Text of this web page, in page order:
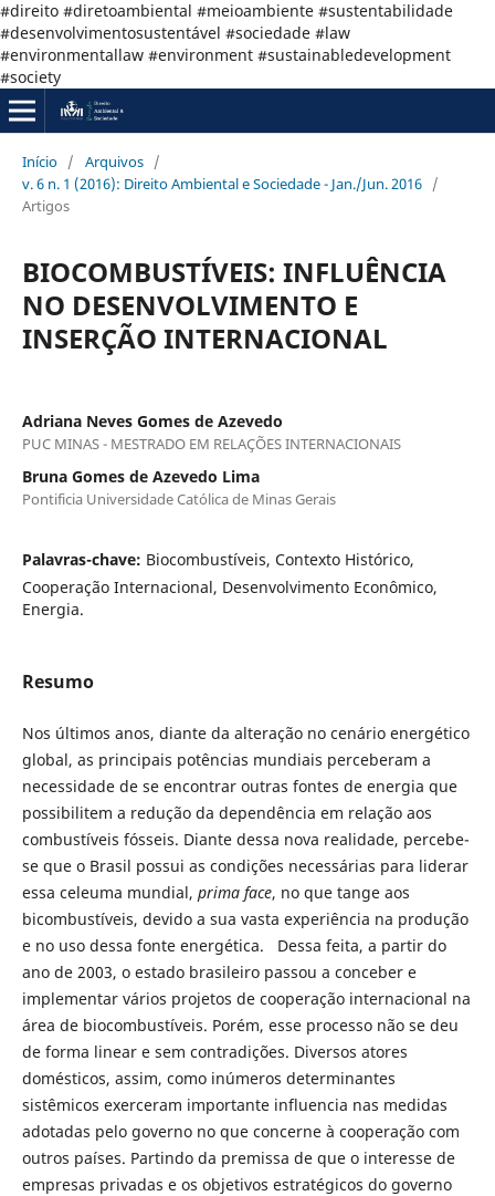
#direito #diretoambiental #meioambiente #sustentabilidade
#desenvolvimentosustentável #sociedade #law
#environmentallaw #environment #sustainabledevelopment
#society
Início / Arquivos /
v. 6 n. 1 (2016): Direito Ambiental e Sociedade - Jan./Jun. 2016 /
Artigos
BIOCOMBUSTÍVEIS: INFLUÊNCIA
NO DESENVOLVIMENTO E
INSERÇÃO INTERNACIONAL
Adriana Neves Gomes de Azevedo
PUC MINAS - MESTRADO EM RELAÇÕES INTERNACIONAIS
Bruna Gomes de Azevedo Lima
Pontificia Universidade Católica de Minas Gerais
Palavras-chave: Biocombustíveis, Contexto Histórico,
Cooperação Internacional, Desenvolvimento Econômico,
Energia.
Resumo
Nos últimos anos, diante da alteração no cenário energético
global, as principais potências mundiais perceberam a
necessidade de se encontrar outras fontes de energia que
possibilitem a redução da dependência em relação aos
combustíveis fósseis. Diante dessa nova realidade, percebe-
se que o Brasil possui as condições necessárias para liderar
essa celeuma mundial, prima face, no que tange aos
bicombustíveis, devido a sua vasta experiência na produção
e no uso dessa fonte energética. Dessa feita, a partir do
ano de 2003, o estado brasileiro passou a conceber e
implementar vários projetos de cooperação internacional na
área de biocombustíveis. Porém, esse processo não se deu
de forma linear e sem contradições. Diversos atores
domésticos, assim, como inúmeros determinantes
sistêmicos exerceram importante influencia nas medidas
adotadas pelo governo no que concerne à cooperação com
outros países. Partindo da premissa de que o interesse de
empresas privadas e os objetivos estratégicos do governo